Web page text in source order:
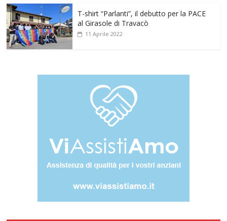
T-shirt “Parlanti”, il debutto per la PACE
al Girasole di Travacò
11 Aprile 2022